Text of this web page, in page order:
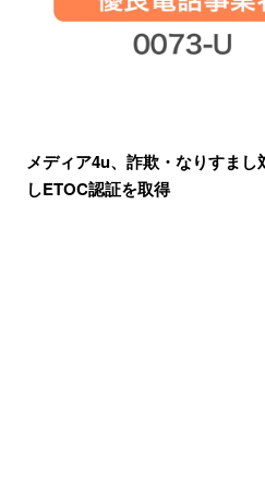
メディア4u、詐欺・なりすまし
しETOC認証を取得